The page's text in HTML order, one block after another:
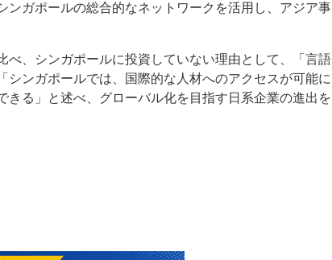
ンガポールの総合的なネットワークを活用し、アジア事
、シンガポールに投資していない理由として、「言語
シンガポールでは、国際的な人材へのアクセスが可能に
きる」と述べ、グローバル化を目指す日系企業の進出を